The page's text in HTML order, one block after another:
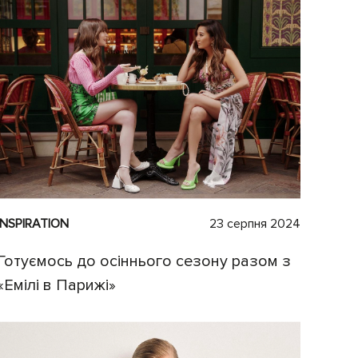
23 серпня 2024
до осіннього сезону разом з
в Парижі»